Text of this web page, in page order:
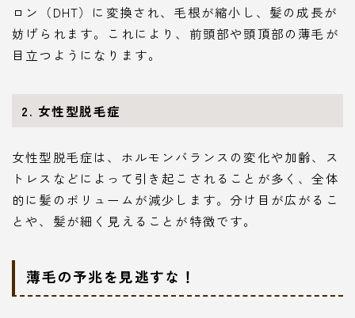
ロン（DHT）に変換され、毛根が縮小し、髪の成長が
妨げられます。これにより、前頭部や頭頂部の薄毛が
目立つようになります。
2. 女性型脱毛症
女性型脱毛症は、ホルモンバランスの変化や加齢、ス
トレスなどによって引き起こされることが多く、全体
的に髪のボリュームが減少します。分け目が広がるこ
とや、髪が細く見えることが特徴です。
薄毛の予兆を見逃すな！